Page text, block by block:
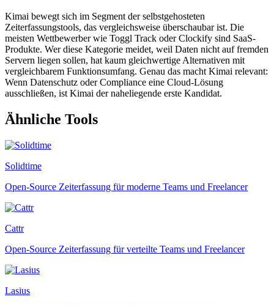
Kimai bewegt sich im Segment der selbstgehosteten
Zeiterfassungstools, das vergleichsweise überschaubar ist. Die
meisten Wettbewerber wie Toggl Track oder Clockify sind SaaS-
Produkte. Wer diese Kategorie meidet, weil Daten nicht auf fremden
Servern liegen sollen, hat kaum gleichwertige Alternativen mit
vergleichbarem Funktionsumfang. Genau das macht Kimai relevant:
Wenn Datenschutz oder Compliance eine Cloud-Lösung
ausschließen, ist Kimai der naheliegende erste Kandidat.
Ähnliche Tools
Solidtime
Open-Source Zeiterfassung für moderne Teams und Freelancer
Cattr
Open-Source Zeiterfassung für verteilte Teams und Freelancer
Lasius